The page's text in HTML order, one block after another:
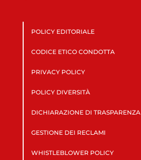
POLICY EDITORIALE
CODICE ETICO CONDOTTA
PRIVACY POLICY
POLICY DIVERSITÀ
DICHIARAZIONE DI TRASPARENZA
GESTIONE DEI RECLAMI
WHISTLEBLOWER POLICY